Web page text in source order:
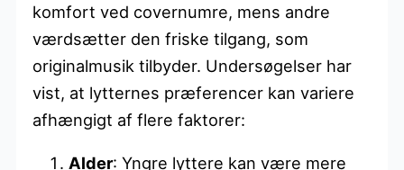
komfort ved covernumre, mens andre
værdsætter den friske tilgang, som
originalmusik tilbyder. Undersøgelser har
vist, at lytternes præferencer kan variere
afhængigt af flere faktorer:
Alder: Yngre lyttere kan være mere